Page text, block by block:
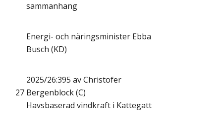
sammanhang
Energi- och näringsminister Ebba
Busch (KD)
27
2025/26:395 av Christofer
Bergenblock (C)
Havsbaserad vindkraft i Kattegatt